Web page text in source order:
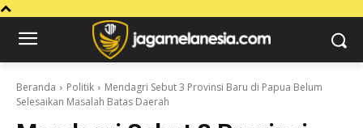
Beranda Politik
Mendagri Sebut 3 Provinsi Baru di Papua Belum
Selesaikan Masalah Batas Daerah